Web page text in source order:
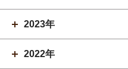
2023年
2022年